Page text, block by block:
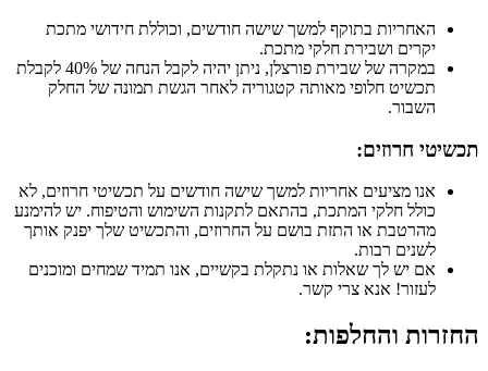
האחריות בתוקף למשך שישה חודשים, וכוללת חידושי מתכת
יקרים ושבירת חלקי מתכת.
במקרה של שבירת פורצלן, ניתן יהיה לקבל הנחה של 40% לקבלת
תכשיט חלופי מאותה קטגוריה לאחר הגשת תמונה של החלק
השבור.
תכשיטי חרוזים:
אנו מציעים אחריות למשך שישה חודשים על תכשיטי חרוזים, לא
כולל חלקי המתכת, בהתאם לתקנות השימוש והטיפוח. יש להימנע
מהרטבת או התזת בושם על החרוזים, והתכשיט שלך יפנק אותך
לשנים רבות.
אם יש לך שאלות או נתקלת בקשיים, אנו תמיד שמחים ומוכנים
לעזור! אנא צרי קשר.
החזרות והחלפות: